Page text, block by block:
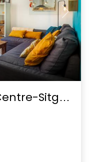
Next
Квартира 0 Комнаты-Centre-Sitges